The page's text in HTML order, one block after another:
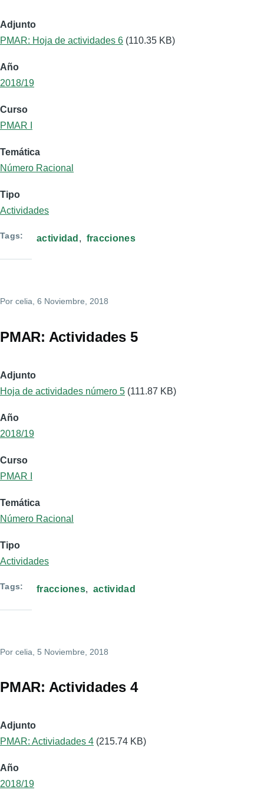
Adjunto
PMAR: Hoja de actividades 6 (110.35 KB)
Año
2018/19
Curso
PMAR I
Temática
Número Racional
Tipo
Actividades
Tags actividad fracciones
Por celia , 6 Noviembre, 2018
PMAR: Actividades 5
Adjunto
Hoja de actividades número 5 (111.87 KB)
Año
2018/19
Curso
PMAR I
Temática
Número Racional
Tipo
Actividades
Tags fracciones actividad
Por celia , 5 Noviembre, 2018
PMAR: Actividades 4
Adjunto
PMAR: Activiadades 4 (215.74 KB)
Año
2018/19